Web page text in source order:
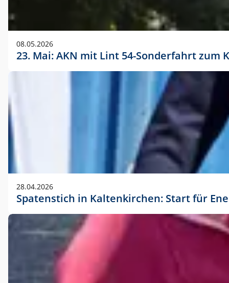
08.05.2026
23. Mai: AKN mit Lint 54-Sonderfahrt
28.04.2026
Spatenstich in Kaltenkirchen: Start für